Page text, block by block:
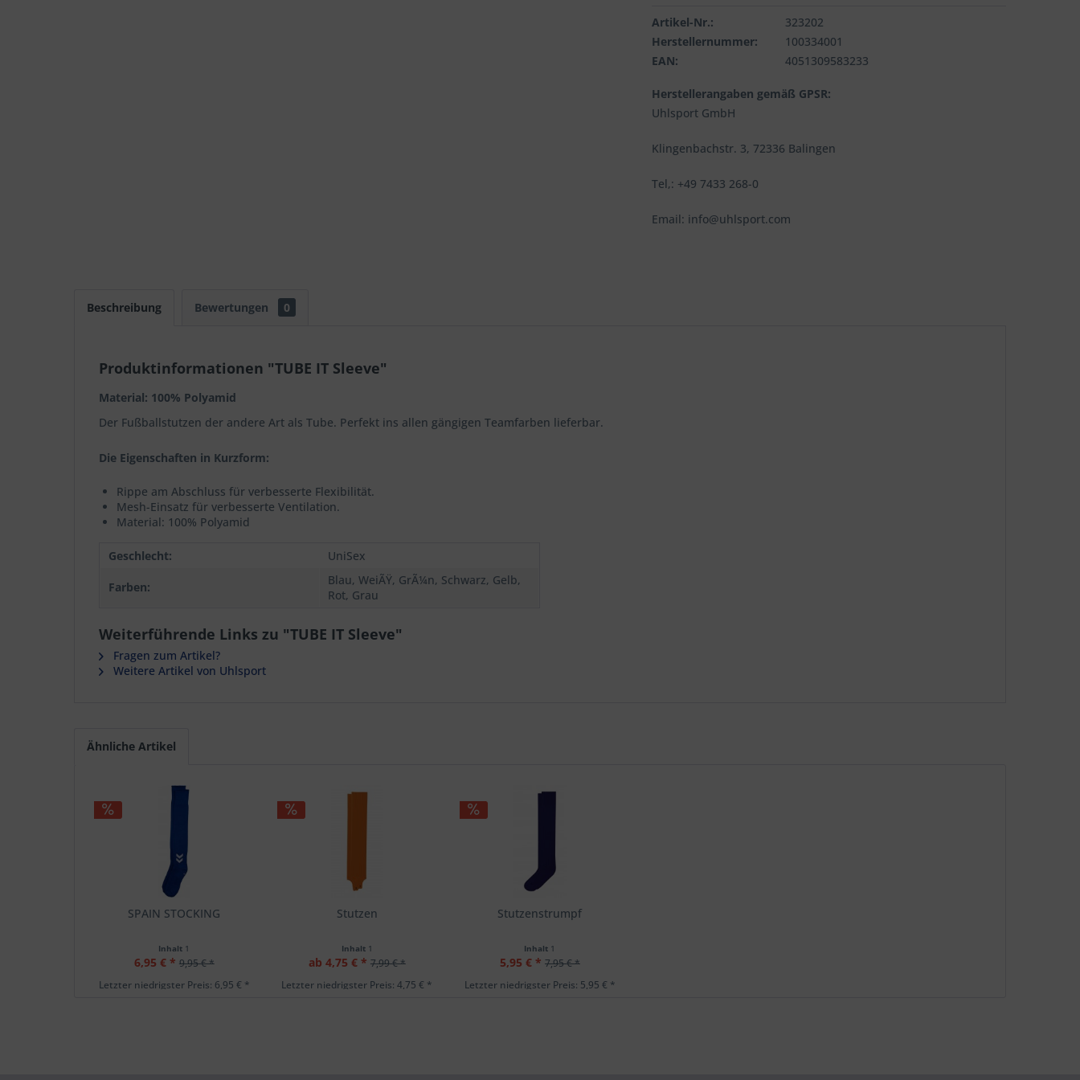
Artikel-Nr.:
323202
Herstellernummer:
100334001
EAN:
4051309583233
Herstellerangaben gemäß GPSR:
Uhlsport GmbH
Klingenbachstr. 3, 72336 Balingen
Tel,: +49 7433 268-0
Email: info@uhlsport.com
Beschreibung Bewertungen 0
Produktinformationen "TUBE IT Sleeve"
Material: 100% Polyamid
Der Fußballstutzen der andere Art als Tube. Perfekt ins allen gängigen Teamfarben lieferbar.
Die Eigenschaften in Kurzform:
Rippe am Abschluss für verbesserte Flexibilität.
Mesh-Einsatz für verbesserte Ventilation.
Material: 100% Polyamid
Geschlecht: UniSex
Farben:
Blau, WeiÃŸ, GrÃ¼n, Schwarz, Gelb,
Rot, Grau
Weiterführende Links zu "TUBE IT Sleeve"
Fragen zum Artikel?
Weitere Artikel von Uhlsport
Ähnliche Artikel
SPAIN STOCKING
Inhalt 1
6,95 € * 9,95 € *
Letzter niedrigster Preis: 6,95 € *
Stutzen
Inhalt 1
ab 4,75 € * 7,99 € *
Letzter niedrigster Preis: 4,75 € *
Stutzenstrumpf
Inhalt 1
5,95 € * 7,95 € *
Letzter niedrigster Preis: 5,95 € *